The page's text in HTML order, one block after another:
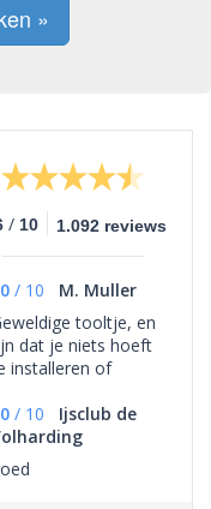
»
/ 10 1.092 reviews
/ 10
M. Muller
tooltje, en
dat je niets hoeft
installeren of
/ 10
Ijsclub de